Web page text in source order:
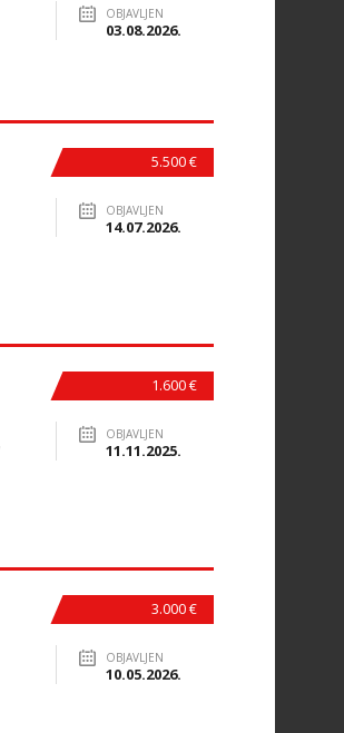
OBJAVLJEN
03.08.2026.
5.500 €
OBJAVLJEN
14.07.2026.
1.600 €
OBJAVLJEN
11.11.2025.
3.000 €
OBJAVLJEN
10.05.2026.